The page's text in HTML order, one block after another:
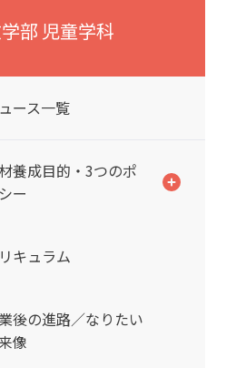
部 児童学科
ース一覧
養成目的・3つのポ
ー
キュラム
後の進路／なりたい
像